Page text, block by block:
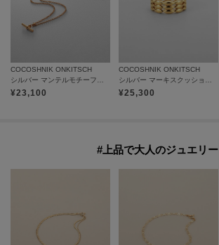
COCOSHNIK ONKITSCH
¥23,100
COCOSHNIK ONKITSCH
¥25,300
#上品で大人のジュエリー